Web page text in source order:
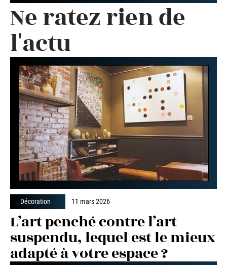
Ne ratez rien de
l'actu
Décoration 11 mars 2026
L’art penché contre l’art
suspendu, lequel est le mieux
adapté à votre espace ?